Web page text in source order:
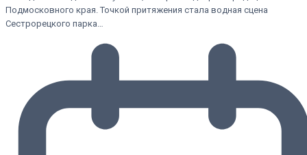
Подмосковного края. Точкой притяжения стала водная сцена
Сестрорецкого парка…